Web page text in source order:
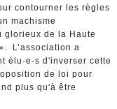
contourner les règles
machisme
glorieux de la Haute
L’association a
élu-e-s d'inverser cette
de loi pour
plus qu'à être